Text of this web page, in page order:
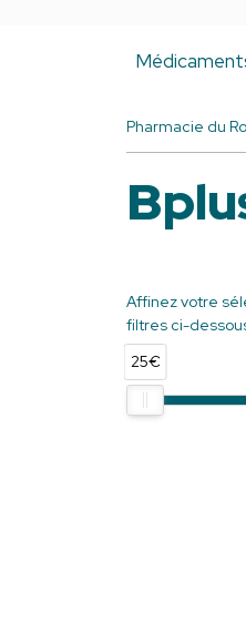
Pharmacie du
Affinez votre
filtres ci-
25€